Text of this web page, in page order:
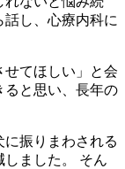
し、心療内科に
せてほしい」と会
ると思い、長年の
振りまわされる
しました。 そん